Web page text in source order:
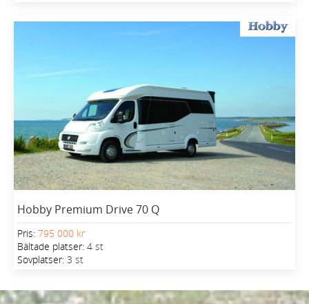
Hobby Premium Drive 70 Q
Pris: 795 000 kr
Bältade platser: 4 st
Sovplatser: 3 st